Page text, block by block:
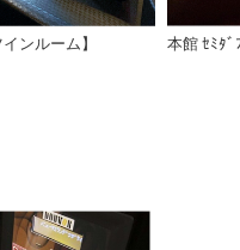
ンルーム】 本館 ｾﾐﾀﾞ